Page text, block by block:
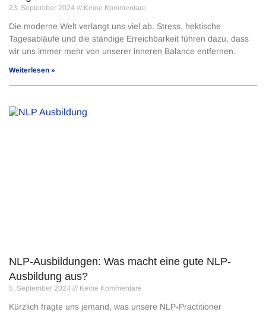
23. September 2024 Keine Kommentare
Die moderne Welt verlangt uns viel ab. Stress, hektische
Tagesabläufe und die ständige Erreichbarkeit führen dazu, dass
wir uns immer mehr von unserer inneren Balance entfernen.
Weiterlesen »
NLP-Ausbildungen: Was macht eine gute NLP-
Ausbildung aus?
5. September 2024 Keine Kommentare
Kürzlich fragte uns jemand, was unsere NLP-Practitioner